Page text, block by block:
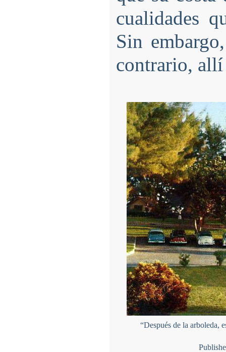
cualidades
Sin
contrario, allí
“Después de la arboleda,